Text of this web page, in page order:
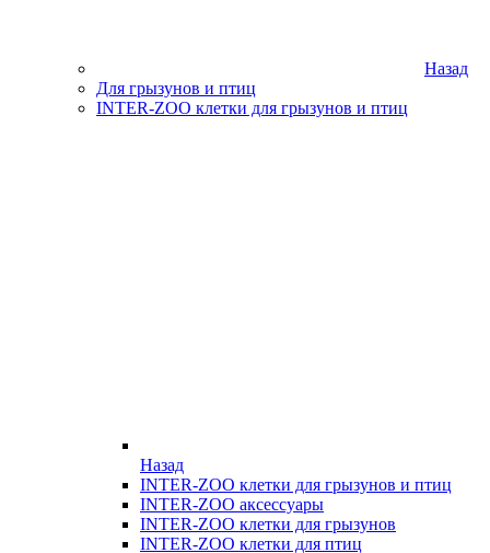
Назад
Для грызунов и птиц
INTER-ZOO клетки для грызунов и птиц
Назад
INTER-ZOO клетки для грызунов и птиц
INTER-ZOO аксессуары
INTER-ZOO клетки для грызунов
INTER-ZOO клетки для птиц